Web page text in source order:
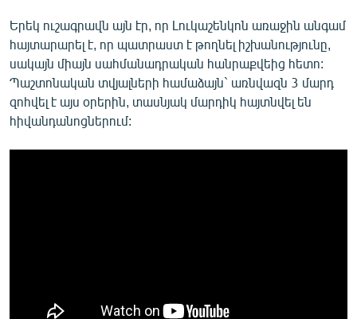
Երեկ ուշագրավն այն էր, որ Լուկաշենկոն առաջին անգամ
հայտարարել է, որ պատրաստ է թողնել իշխանությունը,
սակայն միայն սահմանադրական հանրաքվեից հետո:
Պաշտոնական տվյալների համաձայն` առնվազն 3 մարդ
զոհվել է այս օրերին, տասնյակ մարդիկ հայտնվել են
հիվանդանոցներում: